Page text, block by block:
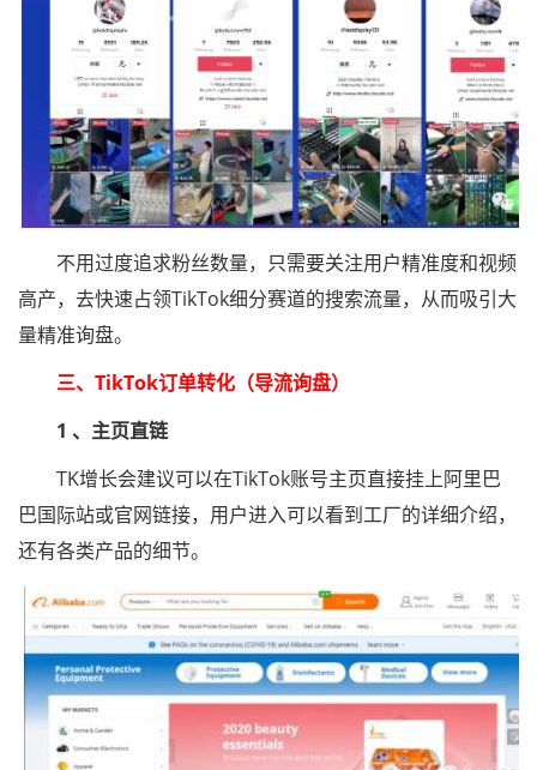
不用过度追求粉丝数量，只需要关注用户精准度和视频
高产，去快速占领TikTok细分赛道的搜索流量，从而吸引大
量精准询盘。
三、TikTok订单转化（导流询盘）
1 、主页直链
TK增长会建议可以在TikTok账号主页直接挂上阿里巴
巴国际站或官网链接，用户进入可以看到工厂的详细介绍，
还有各类产品的细节。